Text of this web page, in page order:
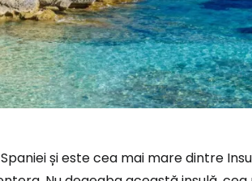
și este cea mai mare dintre